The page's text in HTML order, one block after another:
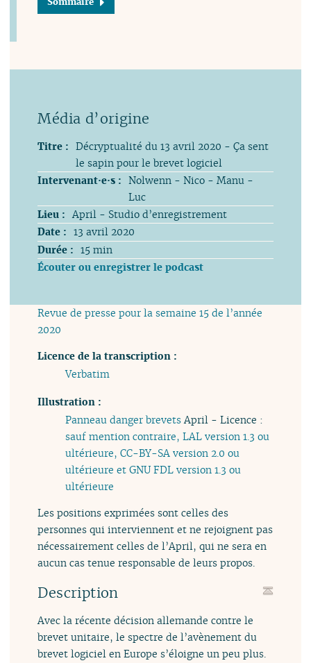
Titre : Décryptualité du 13 avril 2020 - Ça sent
le sapin pour le brevet logiciel
Intervenant·e·s : Nolwenn - Nico - Manu -
Luc
Lieu : April - Studio d’enregistrement
Date : 13 avril 2020
Durée : 15 min
Écouter ou enregistrer le podcast
Revue de presse pour la semaine 15 de l’année
2020
Licence de la transcription :
Verbatim
Illustration :
Panneau danger brevets April - Licence :
sauf mention contraire, LAL version 1.3 ou
ultérieure, CC-BY-SA version 2.0 ou
ultérieure et GNU FDL version 1.3 ou
ultérieure
Les positions exprimées sont celles des
personnes qui interviennent et ne rejoignent pas
nécessairement celles de l’April, qui ne sera en
aucun cas tenue responsable de leurs propos.
Description
Avec la récente décision allemande contre le
brevet unitaire, le spectre de l’avènement du
brevet logiciel en Europe s’éloigne un peu plus.